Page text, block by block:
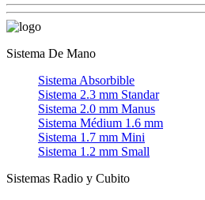
Sistema De Mano
Sistema Absorbible
Sistema 2.3 mm Standar
Sistema 2.0 mm Manus
Sistema Médium 1.6 mm
Sistema 1.7 mm Mini
Sistema 1.2 mm Small
Sistemas Radio y Cubito